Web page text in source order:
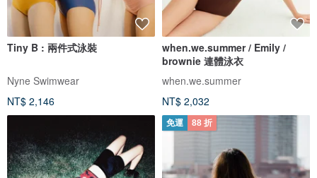
Tiny B : 兩件式泳裝
Nyne Swimwear
NT$ 2,146
when.we.summer / Emily /
brownie 連體泳衣
when.we.summer
NT$ 2,032
免運 88 折